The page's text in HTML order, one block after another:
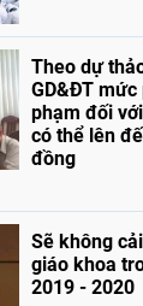
Theo dự
GD&ĐT mức
phạm đối
có thể lên
đồng
Sẽ không
giáo khoa
2019 - 2020